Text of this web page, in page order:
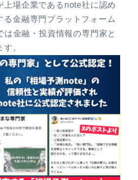
上場企業であるnote社に認め
る金融専門プラットフォーム
は金融・投資情報の専門家と
。